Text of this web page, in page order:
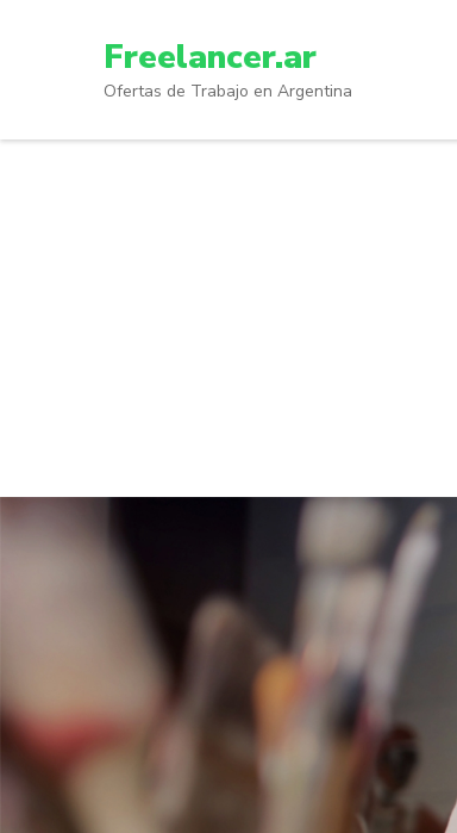
Enter)
Freelancer.ar
Ofertas de Trabajo en Argentina